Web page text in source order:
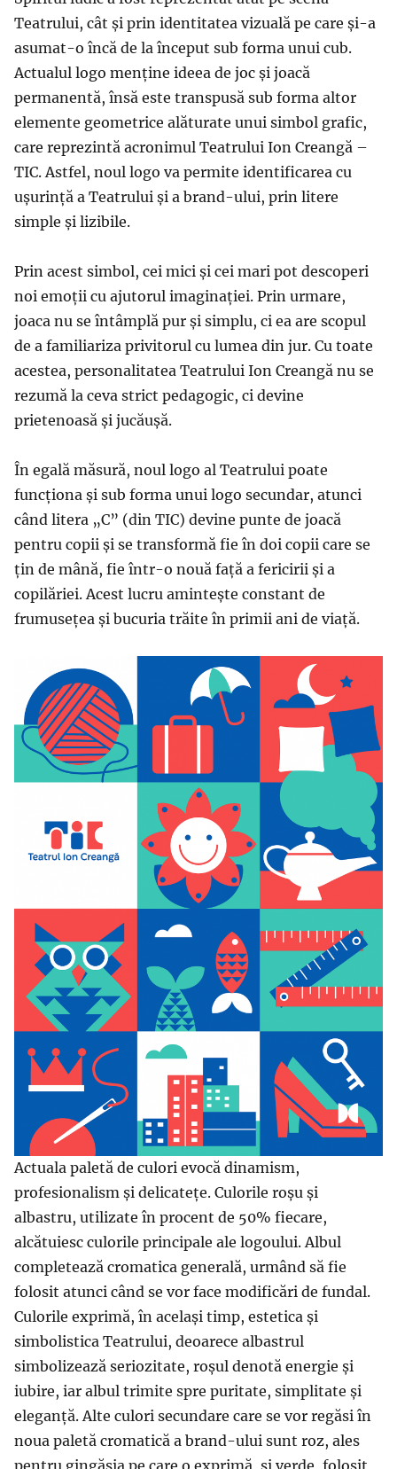
Teatrului, cât și prin identitatea vizuală pe care și-a
asumat-o încă de la început sub forma unui cub.
Actualul logo menține ideea de joc și joacă
permanentă, însă este transpusă sub forma altor
elemente geometrice alăturate unui simbol grafic,
care reprezintă acronimul Teatrului Ion Creangă –
TIC. Astfel, noul logo va permite identificarea cu
ușurință a Teatrului și a brand-ului, prin litere
simple și lizibile.
Prin acest simbol, cei mici și cei mari pot descoperi
noi emoții cu ajutorul imaginației. Prin urmare,
joaca nu se întâmplă pur și simplu, ci ea are scopul
de a familiariza privitorul cu lumea din jur. Cu toate
acestea, personalitatea Teatrului Ion Creangă nu se
rezumă la ceva strict pedagogic, ci devine
prietenoasă și jucăușă.
În egală măsură, noul logo al Teatrului poate
funcționa și sub forma unui logo secundar, atunci
când litera „C” (din TIC) devine punte de joacă
pentru copii și se transformă fie în doi copii care se
țin de mână, fie într-o nouă față a fericirii și a
copilăriei. Acest lucru amintește constant de
frumusețea și bucuria trăite în primii ani de viață.
Actuala paletă de culori evocă dinamism,
profesionalism și delicatețe. Culorile roșu și
albastru, utilizate în procent de 50% fiecare,
alcătuiesc culorile principale ale logoului. Albul
completează cromatica generală, urmând să fie
folosit atunci când se vor face modificări de fundal.
Culorile exprimă, în același timp, estetica și
simbolistica Teatrului, deoarece albastrul
simbolizează seriozitate, roșul denotă energie și
iubire, iar albul trimite spre puritate, simplitate și
eleganță. Alte culori secundare care se vor regăsi în
noua paletă cromatică a brand-ului sunt roz, ales